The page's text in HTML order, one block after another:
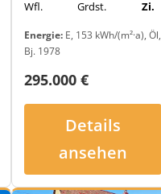
Wfl.
Grdst.
Zi.
Energie:E, 153 kWh/(m²·a), Öl,
Bj. 1978
295.000 €
Details
ansehen